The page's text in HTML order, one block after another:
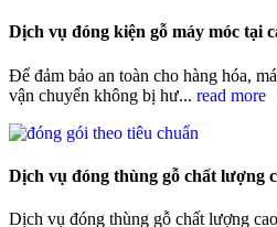
Dịch vụ đóng kiện gỗ máy móc tại
Để đảm bảo an toàn cho hàng hóa,
vận chuyển không bị hư... read more
Dịch vụ đóng thùng gỗ chất lượng
Dịch vụ đóng thùng gỗ chất lượng